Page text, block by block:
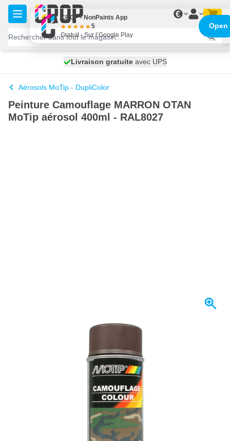
Aller au contenu
€
expédié demain
Livraison gratuiteavec UPS
100 jours
Aérosols MoTip - DupliColor
Peinture Camouflage MARRON OTAN
MoTip aérosol 400ml - RAL8027
Peinture Camouflage MARRON OTAN MoTip aérosol 400ml -
Ajouter au panier
CROP - NonPaints App
5
Gratuit - Sur l’Google Play
Open